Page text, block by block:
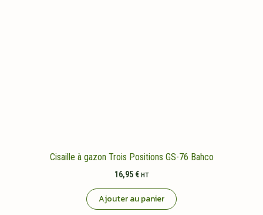
Cisaille à gazon Trois Positions GS-76 Bahco
16,95 € HT
Ajouter au panier